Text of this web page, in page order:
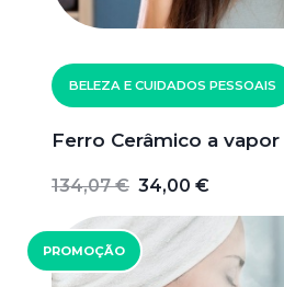
BELEZA E CUIDADOS PESSOAIS
Ferro Cerâmico a
134,07 € 34,00 €
PROMOÇÃO